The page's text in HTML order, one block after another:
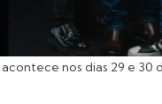
nos dias 29 e